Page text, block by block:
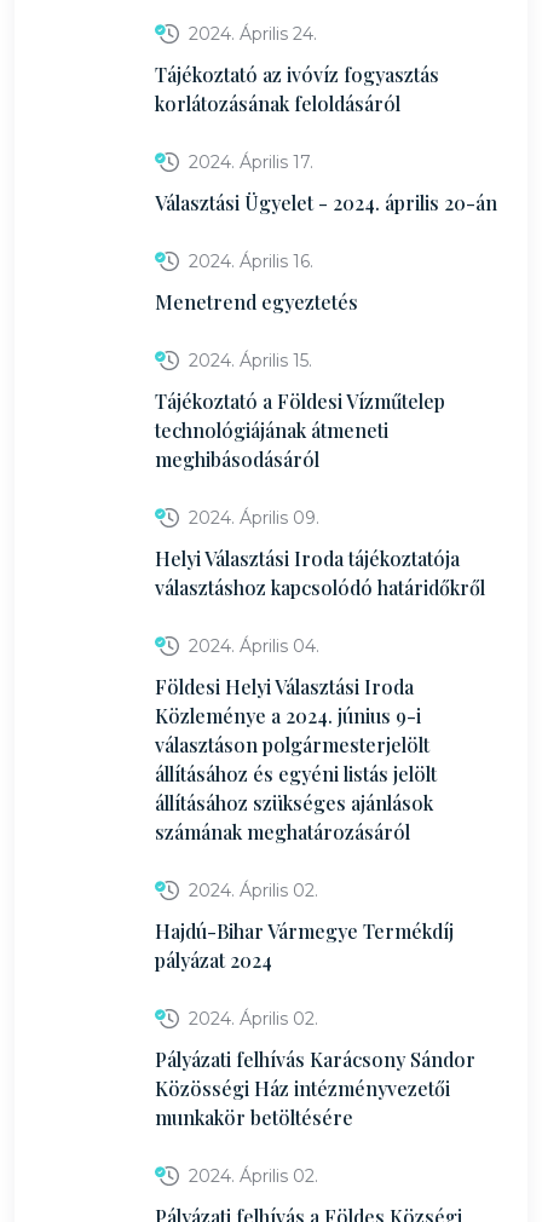
2024. Április 24.
Tájékoztató az ivóvíz fogyasztás
korlátozásának feloldásáról
2024. Április 17.
Választási Ügyelet - 2024. április 20-án
2024. Április 16.
Menetrend egyeztetés
2024. Április 15.
Tájékoztató a Földesi Vízműtelep
technológiájának átmeneti
meghibásodásáról
2024. Április 09.
Helyi Választási Iroda tájékoztatója
választáshoz kapcsolódó határidőkről
2024. Április 04.
Földesi Helyi Választási Iroda
Közleménye a 2024. június 9-i
választáson polgármesterjelölt
állításához és egyéni listás jelölt
állításához szükséges ajánlások
számának meghatározásáról
2024. Április 02.
Hajdú-Bihar Vármegye Termékdíj
pályázat 2024
2024. Április 02.
Pályázati felhívás Karácsony Sándor
Közösségi Ház intézményvezetői
munkakör betöltésére
2024. Április 02.
Pályázati felhívás a Földes Községi